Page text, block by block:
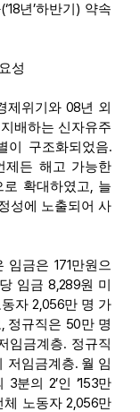
(‘18년’하반기 ) 약속
성
제위기와 08년 외
배하는 신자유주
이 구조화되었음.
제든 해고 가능한
확대하였고, 늘
성에 노출되어 사
임금은171만원으
임금8,289원 미
동자2,056만 명 가
, 정규직은 50만 명
임금계층. 정규직
저임금계층. 월 임
3분의2’인 ‘153만
체 노동자2,056만